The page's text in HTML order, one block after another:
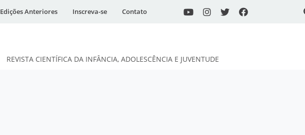
Edições Anteriores Inscreva-se Contato
REVISTA CIENTÍFICA DA INFÂNCIA, ADOLESCÊNCIA E JUVENTUDE